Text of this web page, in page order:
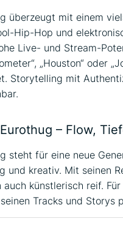
überzeugt mit einem
Hip-Hop und
Live- und Stream-
„Houston“ oder
Storytelling mit
– Flow,
steht für eine neue
und kreativ. Mit seinen
auch künstlerisch reif.
Tracks und